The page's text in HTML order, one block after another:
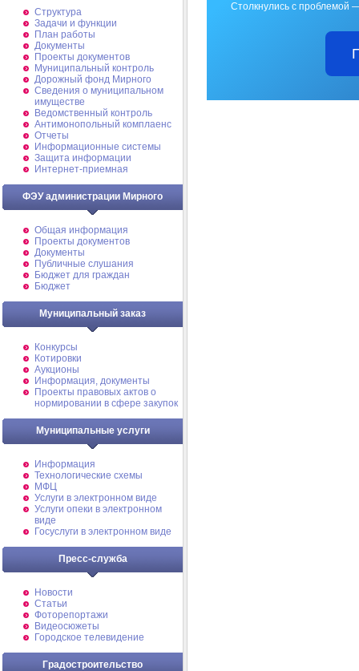
Структура
Задачи и функции
План работы
Документы
Проекты документов
Муниципальный контроль
Дорожный фонд Мирного
Cведения о муниципальном
имуществе
Ведомственный контроль
Антимонопольный комплаенс
Отчеты
Информационные системы
Защита информации
Интернет-приемная
ФЭУ администрации Мирного
Общая информация
Проекты документов
Документы
Публичные слушания
Бюджет для граждан
Бюджет
Муниципальный заказ
Конкурсы
Котировки
Аукционы
Информация, документы
Проекты правовых актов о
нормировании в сфере закупок
Муниципальные услуги
Информация
Технологические схемы
МФЦ
Услуги в электронном виде
Услуги опеки в электронном
виде
Госуслуги в электронном виде
Пресс-служба
Новости
Статьи
Фоторепортажи
Видеосюжеты
Городское телевидение
Градостроительство
Столкнулись с проблемой